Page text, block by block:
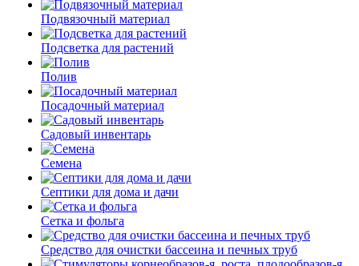
Подвязочный материал
Подсветка для растений
Полив
Посадочный материал
Садовый инвентарь
Семена
Септики для дома и дачи
Сетка и фольга
Средство для очистки бассеина и печных труб